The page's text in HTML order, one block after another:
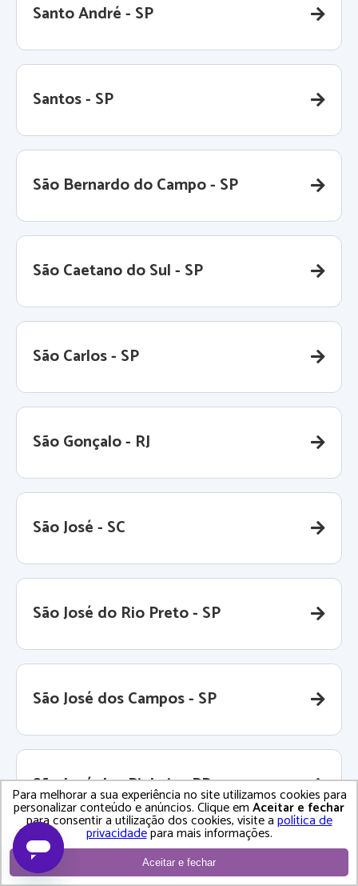
Santo André - SP
Santos - SP
São Bernardo do Campo - SP
São Caetano do Sul - SP
São Carlos - SP
São Gonçalo - RJ
São José - SC
São José do Rio Preto - SP
São José dos Campos - SP
São José dos Pinhais - PR
São Leopoldo - RS
Para melhorar a sua experiência no site utilizamos cookies para
personalizar conteúdo e anúncios. Clique emAceitar e fechar
para consentir a utilização dos cookies, visite apolítica de
privacidadepara mais informações.
Aceitar e fechar